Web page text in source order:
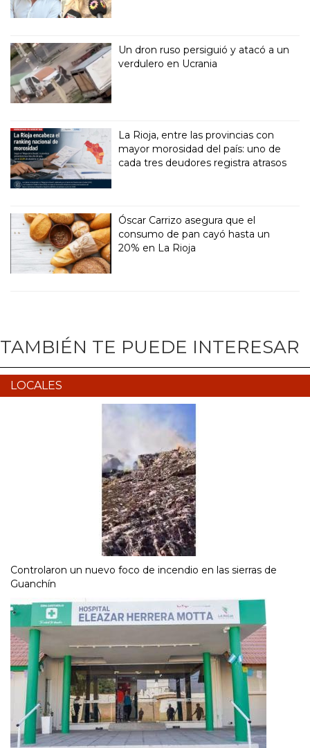
Un dron ruso persiguió y atacó a un
verdulero en Ucrania
La Rioja, entre las provincias con
mayor morosidad del país: uno de
cada tres deudores registra atrasos
Óscar Carrizo asegura que el
consumo de pan cayó hasta un
20% en La Rioja
TAMBIÉN TE PUEDE INTERESAR
LOCALES
Controlaron un nuevo foco de incendio en las sierras de
Guanchín